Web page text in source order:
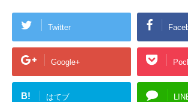
Twitter
Google+
B! はてブ